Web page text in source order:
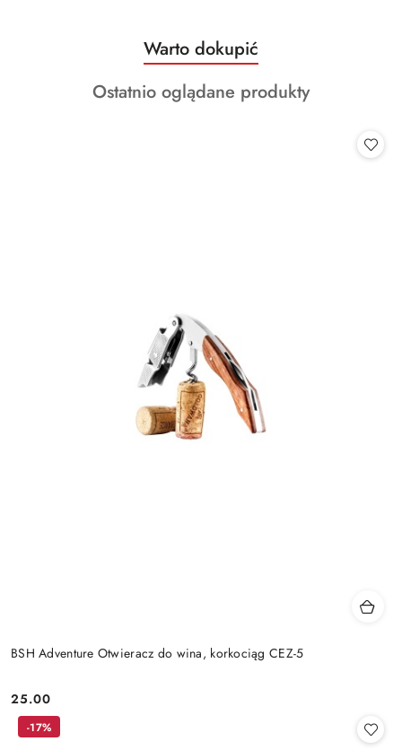
Pomiń karuzelę produktów
Produkty
o
statusie:
Warto dokupić
Produkty
Ostatnio oglądane produkty
BSH Adventure Otwieracz do wina, korkociąg CEZ-5
Cena:
25.00
-17%